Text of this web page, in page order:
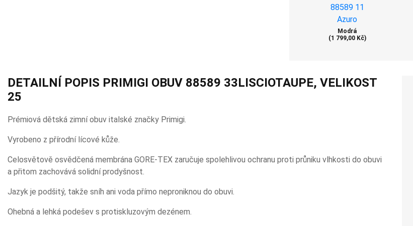
Modrá
(1 799,00 Kč)
DETAILNÍ POPIS PRIMIGI OBUV 88589 33LISCIOTAUPE, VELIKOST
25
Prémiová dětská zimní obuv italské značky Primigi.
Vyrobeno z přírodní lícové kůže.
Celosvětově osvědčená membrána GORE-TEX zaručuje spolehlivou ochranu proti průniku vlhkosti do obuvi
a přitom zachovává solidní prodyšnost.
Jazyk je podšitý, takže sníh ani voda přímo neproniknou do obuvi.
Ohebná a lehká podešev s protiskluzovým dezénem.